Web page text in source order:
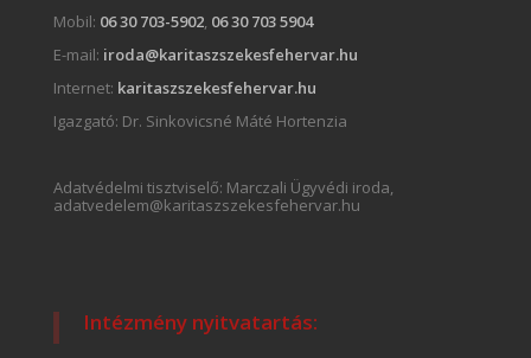
Mobil: 06 30 703-5902, 06 30 703 5904
E-mail: iroda@karitaszszekesfehervar.hu
Internet: karitaszszekesfehervar.hu
Igazgató: Dr. Sinkovicsné Máté Hortenzia
Adatvédelmi tisztviselő: Marczali Ügyvédi iroda,
adatvedelem@karitaszszekesfehervar.hu
Intézmény nyitvatartás: